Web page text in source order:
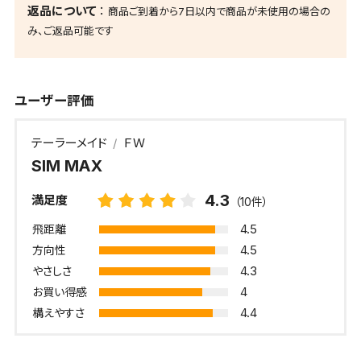
返品について
商品ご到着から7日以内で商品が未使用の場合の
み、ご返品可能です
ユーザー評価
テーラーメイド ＦＷ
SIM MAX
満足度 4.3 （10件）
飛距離 4.5
方向性 4.5
やさしさ 4.3
お買い得感 4
構えやすさ 4.4